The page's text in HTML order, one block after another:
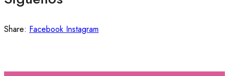
Share: Facebook Instagram